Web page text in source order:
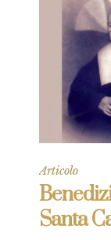
Articolo
Santa